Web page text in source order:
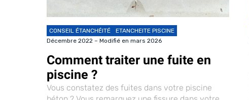
CONSEIL ÉTANCHÉITÉ
ETANCHEITE PISCINE
Décembre 2022 – Modifié en mars 2026
Comment traiter une fuite en
piscine ?
Vous constatez des fuites dans votre piscine